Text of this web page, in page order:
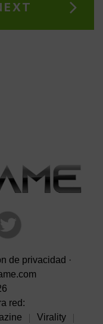
de privacidad ·
red:
Virality